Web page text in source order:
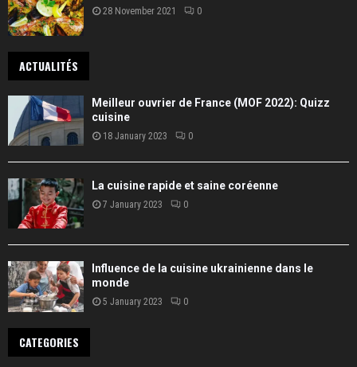
28 November 2021 0
ACTUALITÉS
Meilleur ouvrier de France (MOF 2022): Quizz
cuisine
18 January 2023 0
La cuisine rapide et saine coréenne
7 January 2023 0
Influence de la cuisine ukrainienne dans le
monde
5 January 2023 0
CATEGORIES